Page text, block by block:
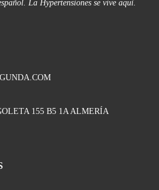
La Hypertensiones se vive aquí.
155 B5 1A ALMERÍA